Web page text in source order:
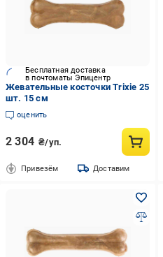
Бесплатная доставка
в почтоматы Эпицентр
Жевательные косточки Trixie 25
шт. 15 см
оценить
2 304 ₴/уп.
Привезём Доставим